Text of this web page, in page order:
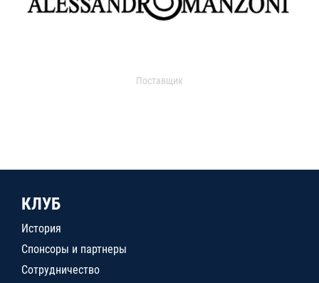
Поставщик
КЛУБ
История
Спонсоры и партнеры
Сотрудничество